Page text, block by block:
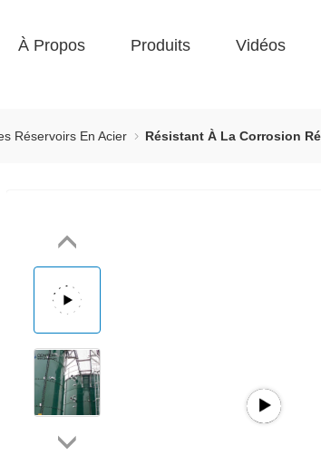
À Propos Produits Vidéos
Réservoirs En Acier Résistant À La Corrosion